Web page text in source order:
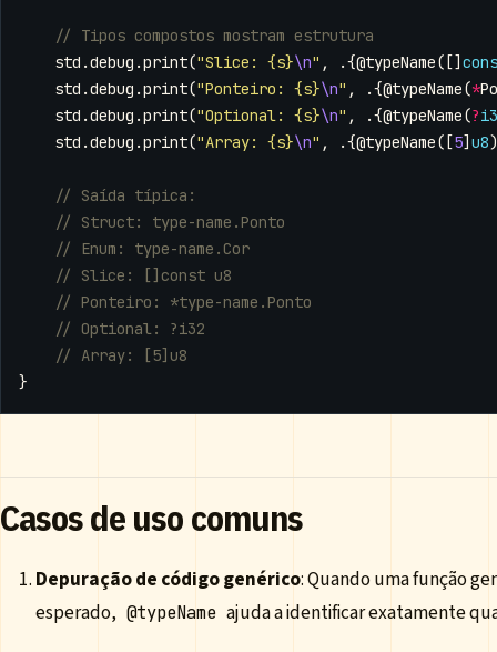
std .debug .print("Slice: {s}\n" , .{@typeName([]
std .debug .print("Ponteiro: {s}\n" , .{@typeName(*
std .debug .print("Optional: {s}\n" , .{@typeName(?
std .debug .print("Array: {s}\n" , .{@typeName([5] u8
}
Casos de uso comuns
Depuração de código genérico: Quando uma função
esperado, @typeName ajuda a identificar exatamente